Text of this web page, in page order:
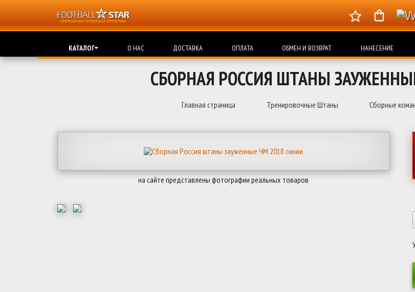
КАТАЛОГ О НАС ДОСТАВКА ОПЛАТА ОБМЕН И ВОЗВРАТ НАНЕСЕНИЕ
СБОРНАЯ РОССИЯ ШТАНЫ
Главная страница Тренировочные Штаны Сборные
на сайте представлены фотографии реальных товаров